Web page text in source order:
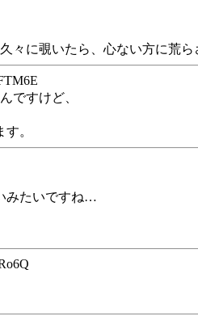
に覗いたら、心ない方に荒ら
ですけど、
。
みたいですね…